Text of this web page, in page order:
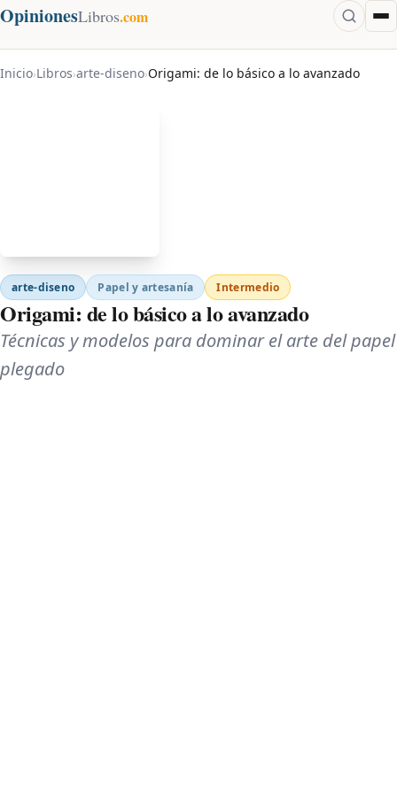
OpinionesLibros.com
Inicio›Libros›arte-diseno›Origami: de lo básico a lo avanzado
arte-diseno Papel y artesanía Intermedio
Origami: de lo básico a lo avanzado
Técnicas y modelos para dominar el arte del papel
plegado